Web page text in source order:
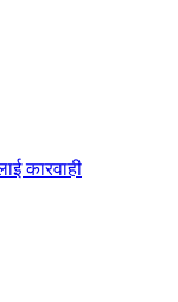
कारवाही